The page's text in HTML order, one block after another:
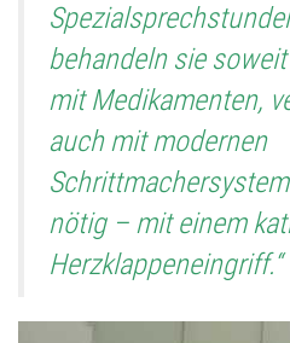
behandeln sie
mit Medikamenten,
auch mit modernen
nötig – mit einem
Herzklappeneingriff.“